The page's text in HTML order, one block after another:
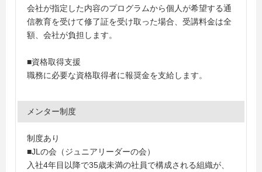
会社が指定した内容のプログラムから個人が希望する通
信教育を受けて修了証を受け取った場合、受講料金は全
額、会社が負担します。
■資格取得支援
職務に必要な資格取得者に報奨金を支給します。
メンター制度
制度あり
■JLの会（ジュニアリーダーの会）
入社4年目以降で35歳未満の社員で構成される組織が、